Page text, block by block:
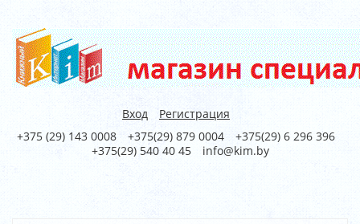
Вход
Регистрация
+375 (29) 143 0008
+375(29) 879 0004
+375(29) 6 296 396
+375(29) 540 40 45
info@kim.by